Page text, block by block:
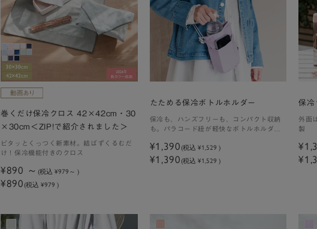
巻くだけ保冷クロス 42×42cm・30
×30cm＜ZIP!で紹介されました＞
ピタッとくっつく新素材。結ばずくるむだ
け！保冷機能付きのクロス
¥890 (税込 ¥979 )
¥890 (税込 ¥979 )
たためる保冷ボトルホルダー
保冷も、ハンズフリーも、コンパクト収納
も。パラコード紐が軽快なボトルホルダ
¥1,390 (税込 ¥1,529 )
¥1,390 (税込 ¥1,529 )
保冷
外面
製